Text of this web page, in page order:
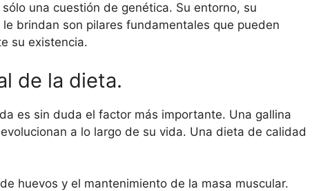
una cuestión de genética. Su entorno, su
brindan son pilares fundamentales que pueden
su existencia.
de la dieta.
es sin duda el factor más importante. Una gallina
a lo largo de su vida. Una dieta de calidad
huevos y el mantenimiento de la masa muscular.